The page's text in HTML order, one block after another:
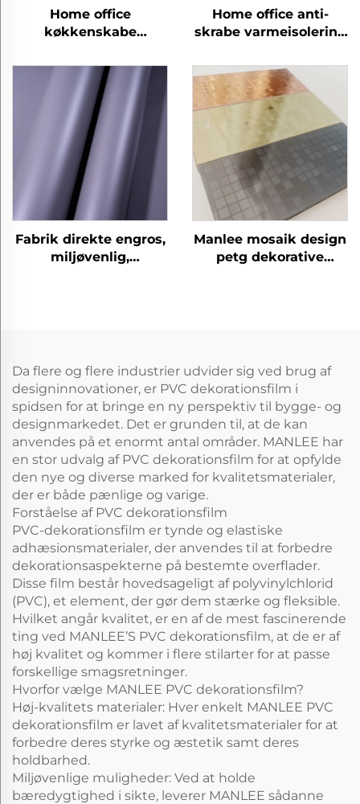
Home office
køkkenskabe
beskyttelsesfilm petg
møbler dekorative
marmorfilm
Home office anti-
skrabe varmeisolering
møbler dekorative
hudfølsomme film
Fabrik direkte engros,
miljøvenlig,
Manlee mosaik design
petg dekorative
Da flere og flere industrier udvider sig ved brug af
designinnovationer, er PVC dekorationsfilm i
spidsen for at bringe en ny perspektiv til bygge- og
designmarkedet. Det er grunden til, at de kan
anvendes på et enormt antal områder. MANLEE har
en stor udvalg af PVC dekorationsfilm for at opfylde
den nye og diverse marked for kvalitetsmaterialer,
der er både pænlige og varige.
Forståelse af PVC dekorationsfilm
PVC-dekorationsfilm er tynde og elastiske
adhæsionsmaterialer, der anvendes til at forbedre
dekorationsaspekterne på bestemte overflader.
Disse film består hovedsageligt af polyvinylchlorid
(PVC), et element, der gør dem stærke og fleksible.
Hvilket angår kvalitet, er en af de mest fascinerende
ting ved MANLEE’S PVC dekorationsfilm, at de er af
høj kvalitet og kommer i flere stilarter for at passe
forskellige smagsretninger.
Hvorfor vælge MANLEE PVC dekorationsfilm?
Høj-kvalitets materialer: Hver enkelt MANLEE PVC
dekorationsfilm er lavet af kvalitetsmaterialer for at
forbedre deres styrke og æstetik samt deres
holdbarhed.
Miljøvenlige muligheder: Ved at holde
bæredygtighed i sikte, leverer MANLEE sådanne